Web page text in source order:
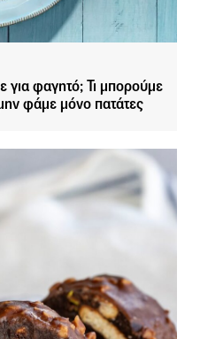
για φαγητό; Τι μπορούμε
φάμε μόνο πατάτες